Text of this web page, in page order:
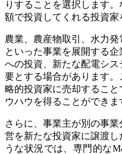
りすることを選択します
額で投資してくれる投資家
農業、農産物取引、水力
といった事業を展開する
への投資、新たな配電シ
要とする場合があります
略的投資家に売却するこ
ウハウを得ることができま
さらに、事業主が別の事
営を新たな投資家に譲渡
うな状況では、専門的な